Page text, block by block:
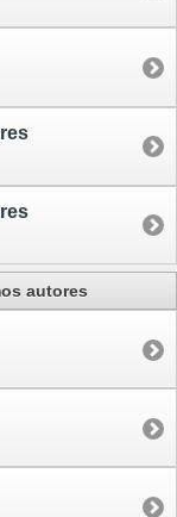
autores